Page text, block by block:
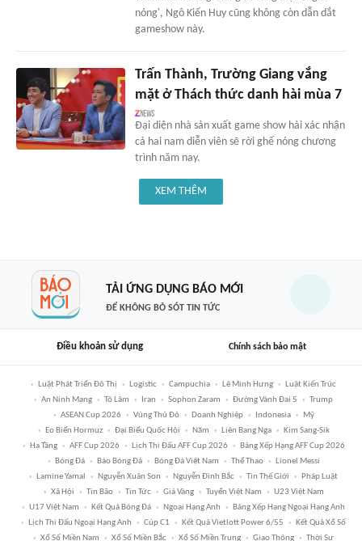
nóng', Ngô Kiến Huy cũng không còn dẫn dắt
gameshow này.
Trấn Thành, Trường Giang vắng
mặt ở Thách thức danh hài mùa 7
Đại diện nhà sản xuất game show hài xác nhận
cả hai nam diễn viên sẽ rời ghế nóng chương
trình năm nay.
XEM THÊM
TẢI ỨNG DỤNG BÁO MỚI
ĐỂ KHÔNG BỎ SÓT TIN TỨC
Điều khoản sử dụng Chính sách bảo mật
Luật Phát Triển Đô Thị Logistic Campuchia Lê Minh Hưng
Luật Kiến Trúc
An Ninh Mạng
Tô Lâm Iran Sophon Zaram Đường Vành Đai 5
Trump
ASEAN Cup 2026
Vùng Thủ Đô Doanh Nghiệp Indonesia
Mỹ
Eo Biển Hormuz
Đại Biểu Quốc Hội Năm Liên Bang Nga
Kim Sang-Sik
Hạ Tầng
AFF Cup 2026 Lịch Thi Đấu AFF Cup 2026
Bảng Xếp Hạng AFF Cup 2026
Bóng Đá
Báo Bóng Đá Bóng Đá Việt Nam Thể Thao
Lionel Messi
Lamine Yamal
Nguyễn Xuân Son Nguyễn Đình Bắc Tin Thế Giới
Pháp Luật
Xã Hội
Tin Bão Tin Tức Giá Vàng Tuyển Việt Nam
U23 Việt Nam
U17 Việt Nam
Kết Quả Bóng Đá Ngoại Hạng Anh
Bảng Xếp Hạng Ngoại Hạng Anh
Lịch Thi Đấu Ngoại Hạng Anh
Cúp C1 Kết Quả Vietlott Power 6/55
Kết Quả Xổ Số
Xổ Số Miền Nam
Xổ Số Miền Bắc Xổ Số Miền Trung Giao Thông Thời Sự